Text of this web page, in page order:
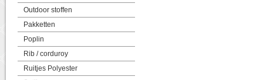
Outdoor stoffen
Pakketten
Poplin
Rib / corduroy
Ruitjes Polyester